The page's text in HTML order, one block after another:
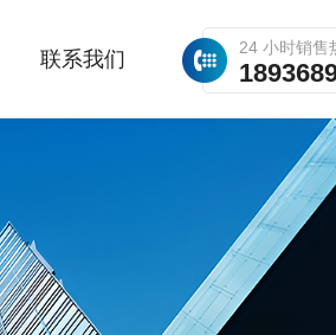
24 小时销售
联系我们